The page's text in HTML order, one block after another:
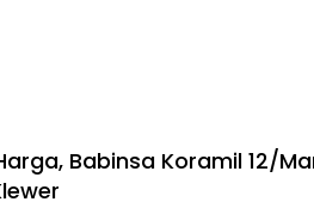
Babinsa Koramil 12/